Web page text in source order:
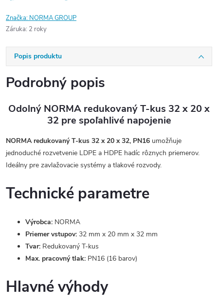
Značka: NORMA GROUP
Záruka: 2 roky
Popis produktu
Podrobný popis
Odolný NORMA redukovaný T-kus 32 x 20 x
32 pre spoľahlivé napojenie
NORMA redukovaný T-kus 32 x 20 x 32, PN16 umožňuje
jednoduché rozvetvenie LDPE a HDPE hadíc rôznych priemerov.
Ideálny pre zavlažovacie systémy a tlakové rozvody.
Technické parametre
Výrobca: NORMA
Priemer vstupov: 32 mm x 20 mm x 32 mm
Tvar: Redukovaný T-kus
Max. pracovný tlak: PN16 (16 barov)
Hlavné výhody